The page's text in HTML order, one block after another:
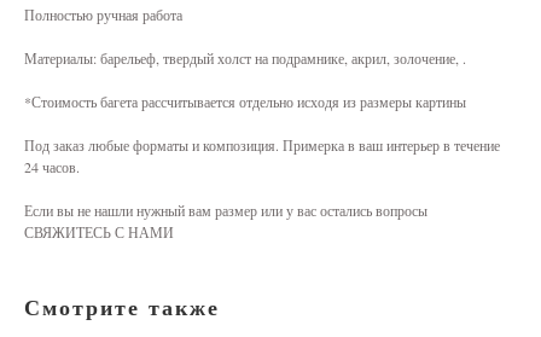
Полностью ручная работа
Материалы: барельеф, твердый холст на подрамнике, акрил, золочение, .
*Стоимость багета рассчитывается отдельно исходя из размеры картины
Под заказ любые форматы и композиция. Примерка в ваш интерьер в течение
24 часов.
Если вы не нашли нужный вам размер или у вас остались вопросы
СВЯЖИТЕСЬ С НАМИ
Смотрите также